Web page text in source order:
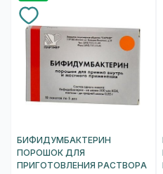
БИФИДУМБАКТЕРИН
ПОРОШОК ДЛЯ
ПРИГОТОВЛЕНИЯ РАСТВОРА